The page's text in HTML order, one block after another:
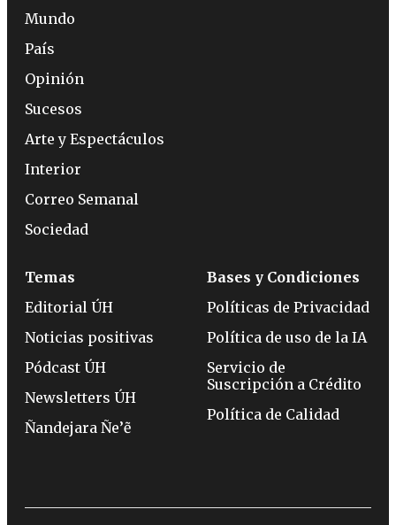
Mundo
País
Opinión
Sucesos
Arte y Espectáculos
Interior
Correo Semanal
Sociedad
Temas
Editorial ÚH
Noticias positivas
Pódcast ÚH
Newsletters ÚH
Ñandejara Ñe’ẽ
Bases y Condiciones
Políticas de Privacidad
Política de uso de la IA
Servicio de
Suscripción a Crédito
Política de Calidad